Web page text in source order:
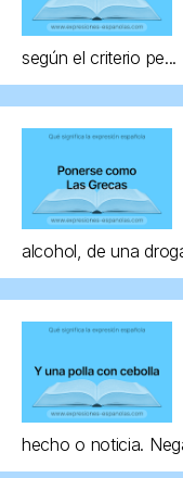
según el criterio pe...
alcohol, de una
hecho o noticia.